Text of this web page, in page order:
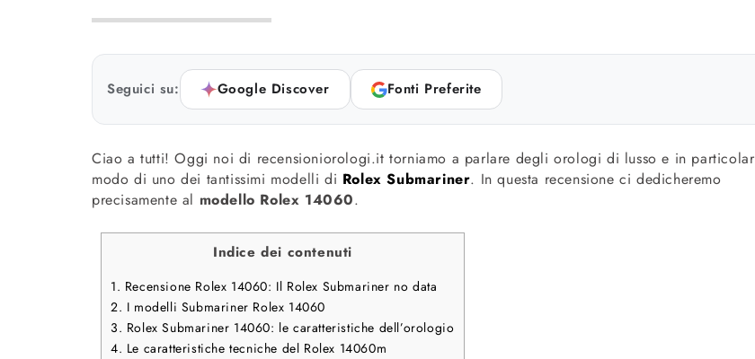
Seguici su: Google Discover Fonti Preferite
Ciao a tutti! Oggi noi di recensioniorologi.it torniamo a parlare degli orologi di lusso e in particolar
modo di uno dei tantissimi modelli di Rolex Submariner. In questa recensione ci dedicheremo
precisamente al modello Rolex 14060.
Indice dei contenuti
1. Recensione Rolex 14060: Il Rolex Submariner no data
2. I modelli Submariner Rolex 14060
3. Rolex Submariner 14060: le caratteristiche dell’orologio
4. Le caratteristiche tecniche del Rolex 14060m